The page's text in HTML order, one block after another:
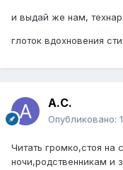
и выдай же нам,
глоток вдохновения
А.С.
Опубликовано:
Читать громко,стоя на
ночи,родственникам и